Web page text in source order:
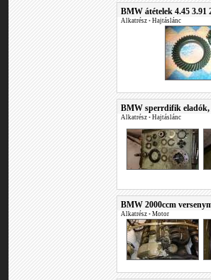
BMW átételek 4.45 3.91
Alkatrész • Hajtáslánc
BMW sperrdifik
Alkatrész • Hajtáslánc
BMW 2000ccm
Alkatrész • Motor